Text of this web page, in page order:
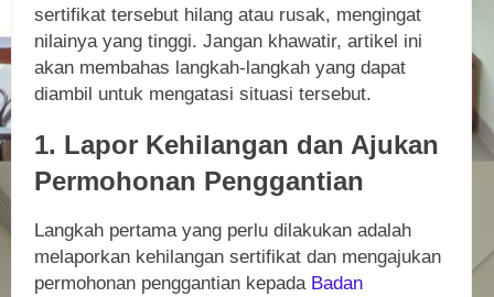
sertifikat tersebut hilang atau rusak, mengingat
nilainya yang tinggi. Jangan khawatir, artikel ini
akan membahas langkah-langkah yang dapat
diambil untuk mengatasi situasi tersebut.
1. Lapor Kehilangan dan Ajukan
Permohonan Penggantian
Langkah pertama yang perlu dilakukan adalah
melaporkan kehilangan sertifikat dan mengajukan
permohonan penggantian kepada Badan